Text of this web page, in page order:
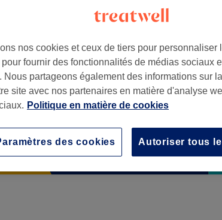
, Bordeaux, 33000
nos cookies et ceux de tiers pour personnaliser
fournir des fonctionnalités de médias sociaux
Nous partageons également des informations sur
site avec nos partenaires en matière d'analyse
Politique en matière de cookies
Autoriser tous
des cookies